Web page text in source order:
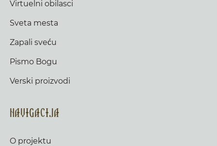
Virtuelni obilasci
Sveta mesta
Zapali sveću
Pismo Bogu
Verski proizvodi
Navigacija
O projektu